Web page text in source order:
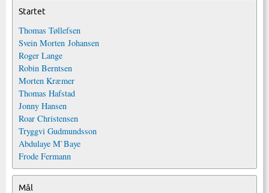
Startet
Thomas Tøllefsen
Svein Morten Johansen
Roger Lange
Robin Berntsen
Morten Kræmer
Thomas Hafstad
Jonny Hansen
Roar Christensen
Tryggvi Gudmundsson
Abdulaye M`Baye
Frode Fermann
Mål